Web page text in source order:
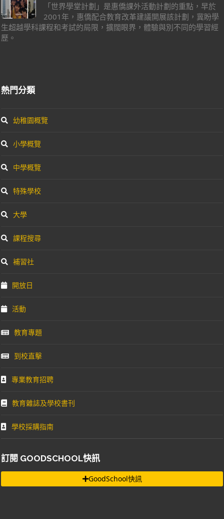
「世界學堂計劃」是惠僑課外活動計劃的重點，早於
2001年，惠僑配合教育改革建議開展該計劃，冀盼學
生超越學科課程和考試的局限，擴闊眼界，體驗與別不同的學習經
歷。
熱門分類
幼稚園概覽
小學概覽
中學概覽
特殊學校
大學
課程搜尋
補習社
開放日
活動
教育專題
到校直擊
專業教育招聘
教育雜誌及學校書刊
學校採購指南
訂閱 GOODSCHOOL快訊
GoodSchool快訊